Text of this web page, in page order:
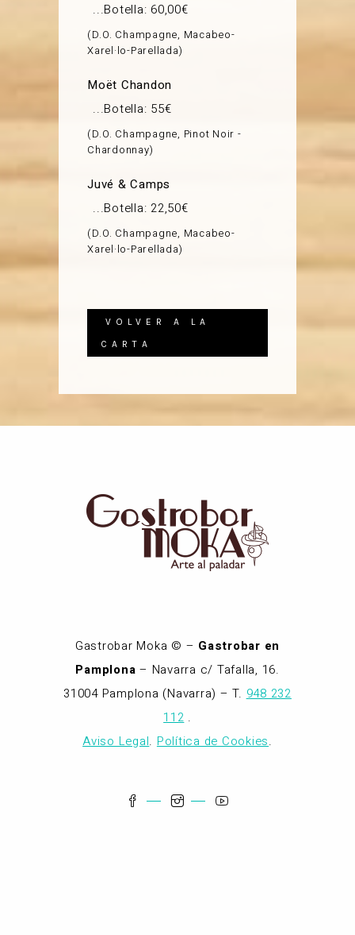
Botella: 60,00€
D.O. Champagne, Macabeo-
Xarel·lo-Parellada
Moët Chandon
Botella: 55€
D.O. Champagne, Pinot Noir -
Chardonnay
Juvé & Camps
Botella: 22,50€
D.O. Champagne, Macabeo-
Xarel·lo-Parellada
VOLVER A LA
CARTA
Gastrobar Moka © – Gastrobar en
Pamplona – Navarra c/ Tafalla, 16.
31004 Pamplona (Navarra) – T. 948 232
112 .
Aviso Legal. Política de Cookies.